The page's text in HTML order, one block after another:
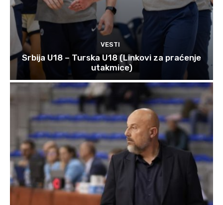
VESTI
Srbija U18 – Turska U18 (Linkovi za praćenje
utakmice)